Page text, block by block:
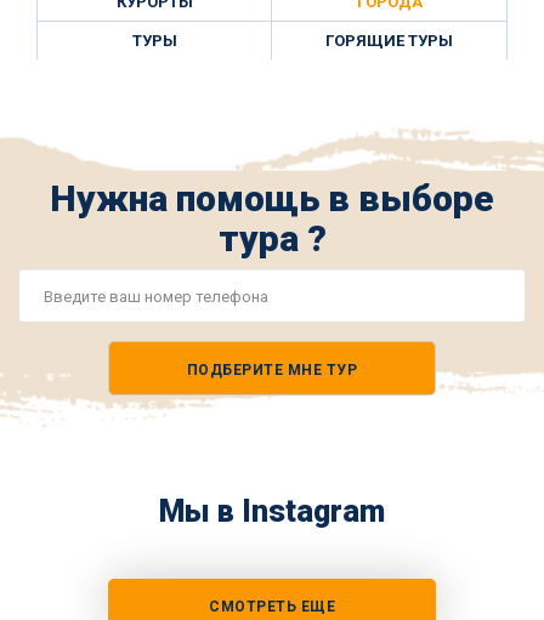
ТУРЫ ГОРЯЩИЕ ТУРЫ
Нужна помощь в выборе
тура ?
ПОДБЕРИТЕ МНЕ ТУР
Мы в Instagram
СМОТРЕТЬ ЕЩЕ